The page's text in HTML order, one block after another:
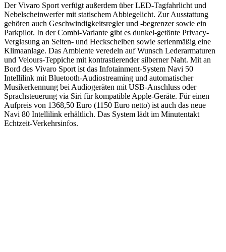
Der Vivaro Sport verfügt außerdem über LED-Tagfahrlicht und
Nebelscheinwerfer mit statischem Abbiegelicht. Zur Ausstattung
gehören auch Geschwindigkeitsregler und -begrenzer sowie ein
Parkpilot. In der Combi-Variante gibt es dunkel-getönte Privacy-
Verglasung an Seiten- und Heckscheiben sowie serienmäßig eine
Klimaanlage. Das Ambiente veredeln auf Wunsch Lederarmaturen
und Velours-Teppiche mit kontrastierender silberner Naht. Mit an
Bord des Vivaro Sport ist das Infotainment-System Navi 50
Intellilink mit Bluetooth-Audiostreaming und automatischer
Musikerkennung bei Audiogeräten mit USB-Anschluss oder
Sprachsteuerung via Siri für kompatible Apple-Geräte. Für einen
Aufpreis von 1368,50 Euro (1150 Euro netto) ist auch das neue
Navi 80 Intellilink erhältlich. Das System lädt im Minutentakt
Echtzeit-Verkehrsinfos.